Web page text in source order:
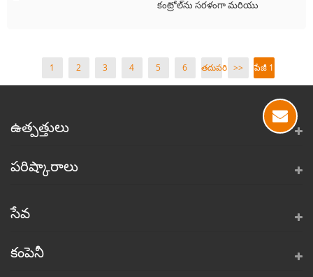
కంట్రోల్‌ను సరళంగా మరియు
1 2 3 4 5 6
తదుపరి
>
>>
పేజీ 1
/ 19
ఉత్పత్తులు
పరిష్కారాలు
సేవ
కంపెనీ